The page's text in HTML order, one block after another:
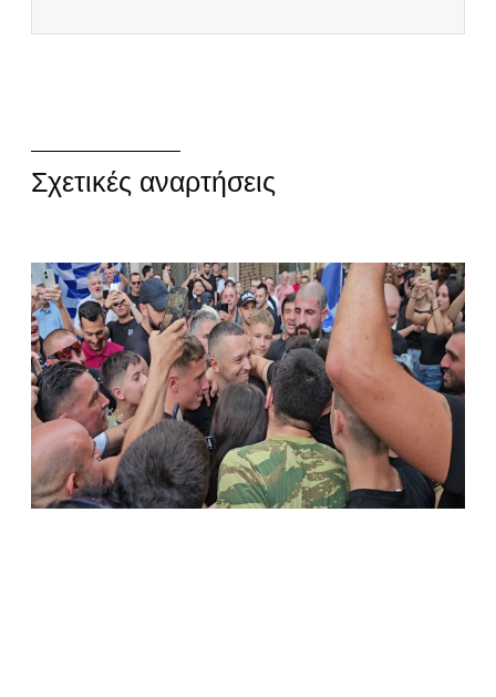
Σχετικές αναρτήσεις